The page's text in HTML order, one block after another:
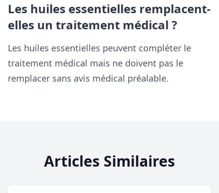
Les huiles essentielles remplacent-
elles un traitement médical ?
Les huiles essentielles peuvent compléter le
traitement médical mais ne doivent pas le
remplacer sans avis médical préalable.
Articles Similaires